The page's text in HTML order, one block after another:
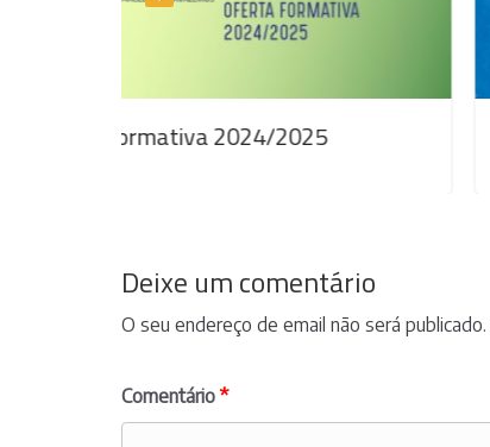
Selo de qualidade EQAVET
Deixe um comentário
O seu endereço de email não será publicado.
Comentário*